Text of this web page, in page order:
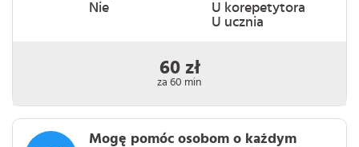
Nie
U korepetytora
U ucznia
60 zł
za 60 min
Mogę pomóc osobom o każdym